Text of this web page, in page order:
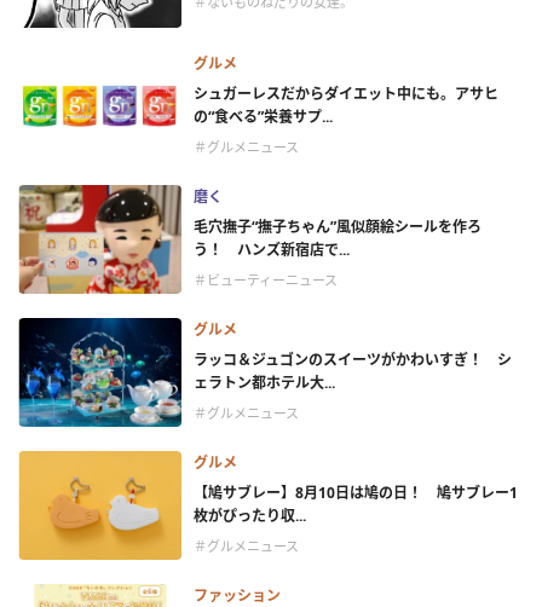
グルメ
シュガーレスだからダイエット中にも。アサヒ
の“食べる”栄養サプ...
＃グルメニュース
磨く
毛穴撫子“撫子ちゃん”風似顔絵シールを作ろ
う！ ハンズ新宿店で...
＃ビューティーニュース
グルメ
ラッコ＆ジュゴンのスイーツがかわいすぎ！ シ
ェラトン都ホテル大...
＃グルメニュース
グルメ
【鳩サブレー】8月10日は鳩の日！ 鳩サブレー1
枚がぴったり収...
＃グルメニュース
ファッション